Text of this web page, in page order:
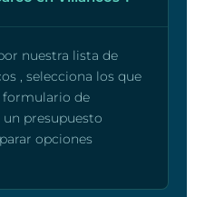
nuestra lista de
, selecciona los que
formulario de
presupuesto
opciones